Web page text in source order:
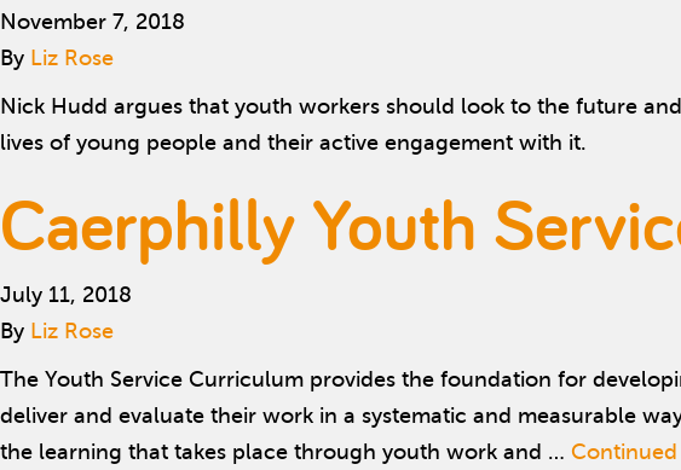
November 7, 2018
By Liz Rose
Nick Hudd argues that youth workers should look to the future
lives of young people and their active engagement with it.
Caerphilly Youth
July 11, 2018
By Liz Rose
The Youth Service Curriculum provides the foundation for
deliver and evaluate their work in a systematic and measurable
the learning that takes place through youth work and … Continued